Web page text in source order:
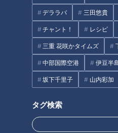
デララバ 三田悠貴
チャント！ レシピ
三重 花咲かタイムズ
中部国際空港 伊豆半
坂下千里子 山内彩加
タグ検索
アホロートル安田、イベントに
「マイ身長計」持参でまさかの